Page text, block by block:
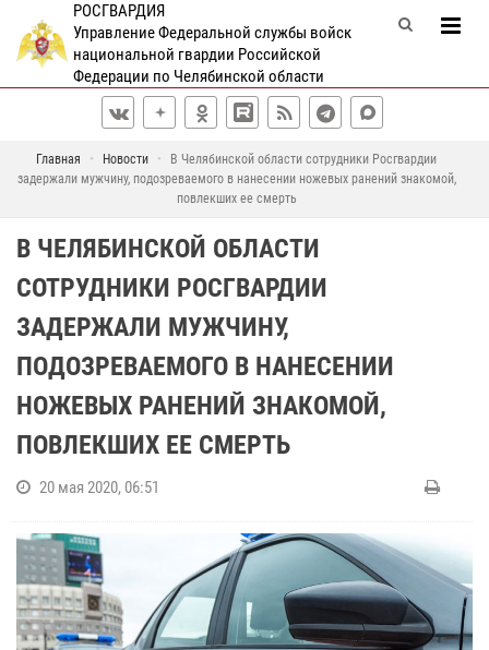
РОСГВАРДИЯ
Управление Федеральной службы войск
национальной гвардии Российской
Федерации по Челябинской области
Главная Новости
В Челябинской области сотрудники Росгвардии
задержали мужчину, подозреваемого в нанесении ножевых ранений знакомой,
повлекших ее смерть
В ЧЕЛЯБИНСКОЙ ОБЛАСТИ
СОТРУДНИКИ РОСГВАРДИИ
ЗАДЕРЖАЛИ МУЖЧИНУ,
ПОДОЗРЕВАЕМОГО В НАНЕСЕНИИ
НОЖЕВЫХ РАНЕНИЙ ЗНАКОМОЙ,
ПОВЛЕКШИХ ЕЕ СМЕРТЬ
20 мая 2020, 06:51